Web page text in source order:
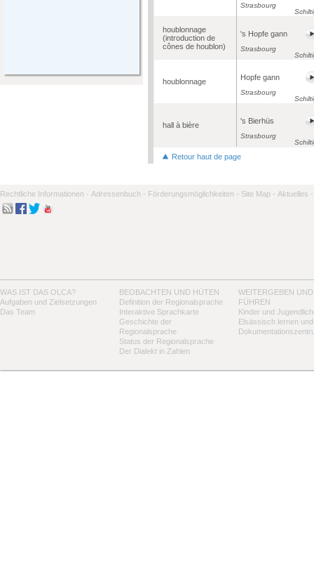
Strasbourg
houblonnage
(introduction de
cônes de houblon)
's Hopfe gann
Strasbourg
houblonnage Hopfe gann
Strasbourg
hall à bière 's Bierhüs
Strasbourg
Retour haut de page
Rechtliche Informationen - Adressenbuch - Förderungsmöglichkeiten - Site Map - Aktuelles -
WAS IST DAS OLCA?
Aufgaben und Zielsetzungen
Das Team
BEOBACHTEN UND HÜTEN
Definition der Regionalsprache
Interaktive Sprachkarte
Geschichte der
Regionalsprache
Status der Regionalsprache
Der Dialekt in Zahlen
WEITERGEBEN UND
FÜHREN
Kinder und
Elsässisch lernen